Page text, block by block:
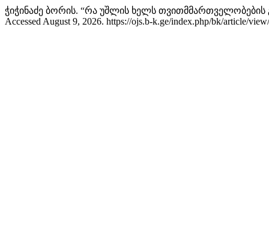
ჭი­ჭი­ნა­ძე ბო­რის­. “რა უშლის ხელს თვითმმართველობების
Accessed August 9, 2026. https://ojs.b-k.ge/index.php/bk/article/